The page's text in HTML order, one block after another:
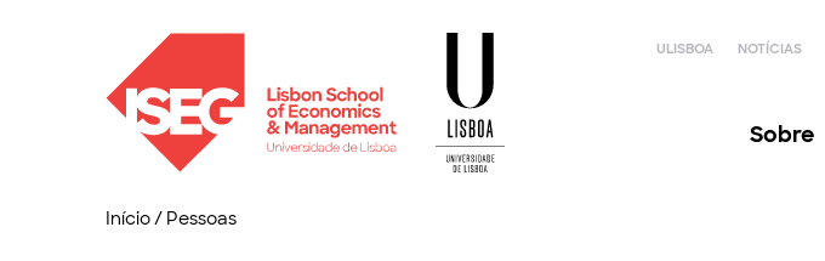
ULISBOA NOTÍCIAS
Sobre
Início/ Pessoas